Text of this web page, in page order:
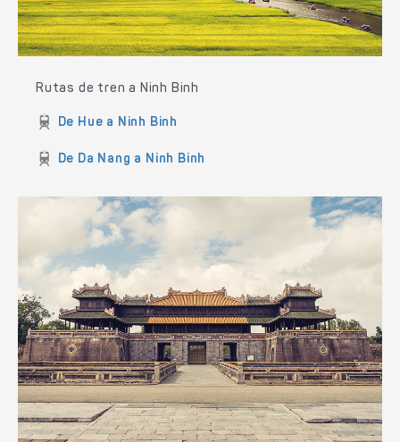
Rutas de tren a Ninh Binh
De Hue a Ninh Binh
De Da Nang a Ninh Binh